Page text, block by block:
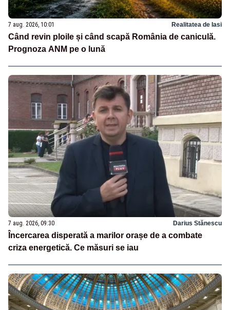
7 aug. 2026, 10:01 Realitatea de Iasi
Când revin ploile și când scapă România de caniculă.
Prognoza ANM pe o lună
7 aug. 2026, 09:30 Darius Stănescu
Încercarea disperată a marilor orașe de a combate
criza energetică. Ce măsuri se iau